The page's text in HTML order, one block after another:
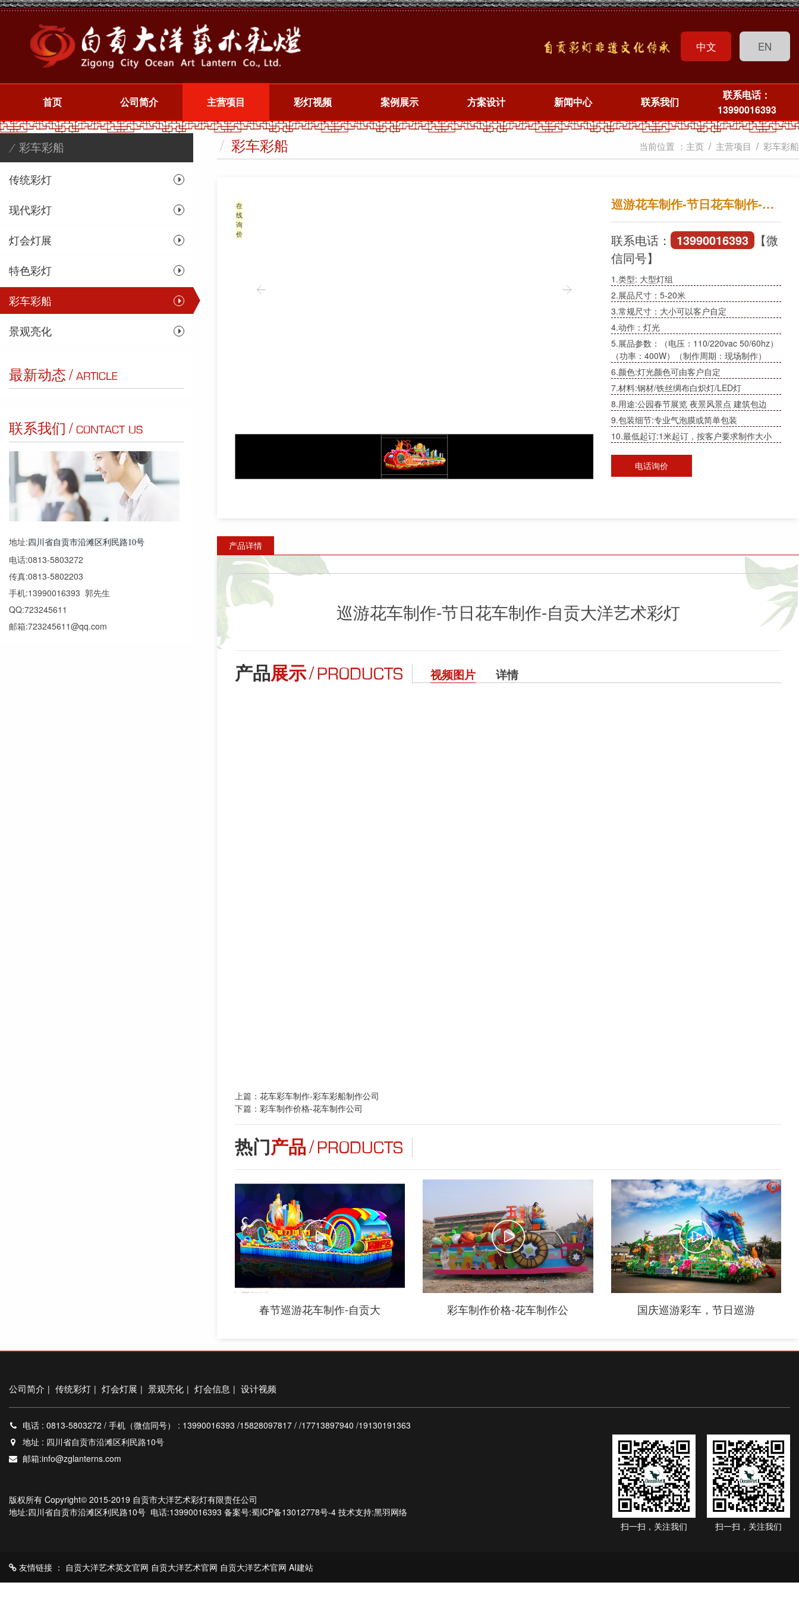
中文 EN
首页 公司简介 主营项目 彩灯视频 案例展示 方案设计 新闻中心 联系我们
联系电话：
13990016393
/ 彩车彩船
传统彩灯
现代彩灯
灯会灯展
特色彩灯
彩车彩船
景观亮化
最新动态 / ARTICLE
联系我们 / CONTACT US
地址: 四川省自贡市沿滩区利民路10号
电话:0813-5803272
传真:0813-5802203
手机:13990016393 郭先生
QQ:723245611
邮箱:723245611@qq.com
/ 彩车彩船 当前位置 ： 主页 主营项目 彩车彩船
在
线
询
价
巡游花车制作-节日花车制作-自贡大洋艺术彩灯
联系电话： 13990016393 【微
信同号】
1.类型: 大型灯组
2.展品尺寸：5-20米
3.常规尺寸：大小可以客户自定
4.动作：灯光
5.展品参数：（电压：110/220vac 50/60hz）
（功率：400W）（制作周期：现场制作）
6.颜色:灯光颜色可由客户自定
7.材料:钢材/铁丝绸布白炽灯/LED灯
8.用途:公园春节展览 夜景风景点 建筑包边
9.包装细节:专业气泡膜或简单包装
10.最低起订:1米起订，按客户要求制作大小
电话询价
产品详情
巡游花车制作-节日花车制作-自贡大洋艺术彩灯
产品展示/PRODUCTS 视频图片 详情
上篇： 花车彩车制作-彩车彩船制作公司
下篇： 彩车制作价格-花车制作公司
热门 产品/PRODUCTS
春节巡游花车制作-自贡大 彩车制作价格-花车制作公 国庆巡游彩车，节日巡游
公司简介 | 传统彩灯 | 灯会灯展 | 景观亮化 | 灯会信息 | 设计视频
扫一扫，关注我们 扫一扫，关注我们
电话 : 0813-5803272 / 手机（微信同号） : 13990016393 /15828097817 / /17713897940 /19130191363
地址 : 四川省自贡市沿滩区利民路10号
邮箱:info@zglanterns.com
版权所有 Copyright© 2015-2019 自贡市大洋艺术彩灯有限责任公司
地址:四川省自贡市沿滩区利民路10号 电话:13990016393 备案号:蜀ICP备13012778号-4 技术支持:黑羽网络
友情链接 ： 自贡大洋艺术英文官网 自贡大洋艺术官网 自贡大洋艺术官网 AI建站